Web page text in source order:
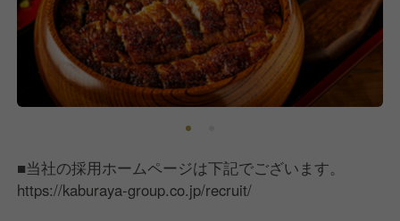
■当社の採用ホームページは下記でございます。
https://kaburaya-group.co.jp/recruit/